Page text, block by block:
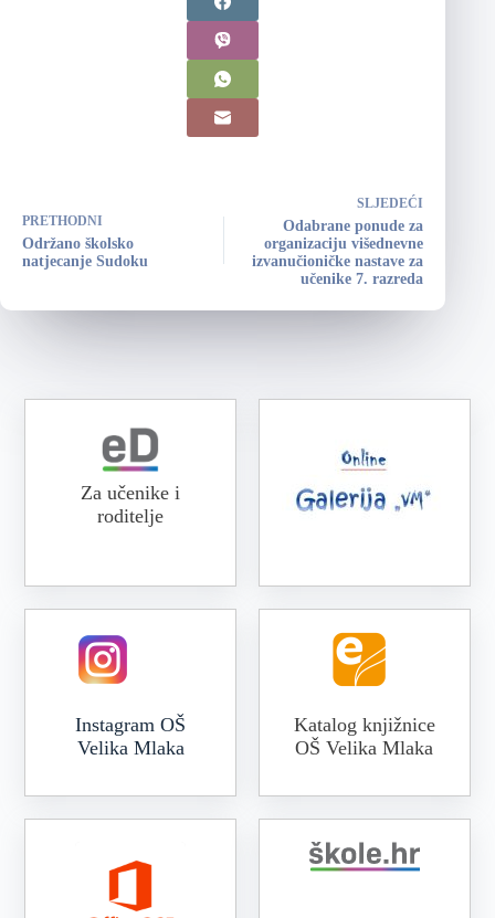
PRETHODNI
Održano školsko
natjecanje Sudoku
SLJEDEĆI
Odabrane ponude za
organizaciju višednevne
izvanučioničke nastave za
učenike 7. razreda
Za učenike i
roditelje
Instagram OŠ
Velika Mlaka
Katalog knjižnice
OŠ Velika Mlaka